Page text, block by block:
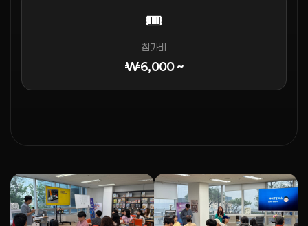
🎟️
참가비
₩6,000 ~